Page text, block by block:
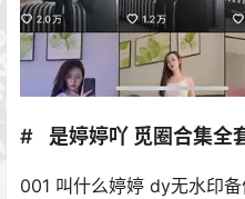
是婷婷吖 觅圈合集全
001 叫什么婷婷 dy无水印